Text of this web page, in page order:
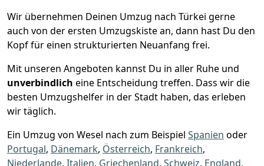
Wir übernehmen Deinen Umzug nach Türkei gerne
auch von der ersten Umzugskiste an, dann hast Du den
Kopf für einen strukturierten Neuanfang frei.
Mit unseren Angeboten kannst Du in aller Ruhe und
unverbindlich eine Entscheidung treffen. Dass wir die
besten Umzugshelfer in der Stadt haben, das erleben
wir täglich.
Ein Umzug von Wesel nach zum Beispiel Spanien oder
Portugal, Dänemark, Österreich, Frankreich,
Niederlande, Italien, Griechenland, Schweiz, England,